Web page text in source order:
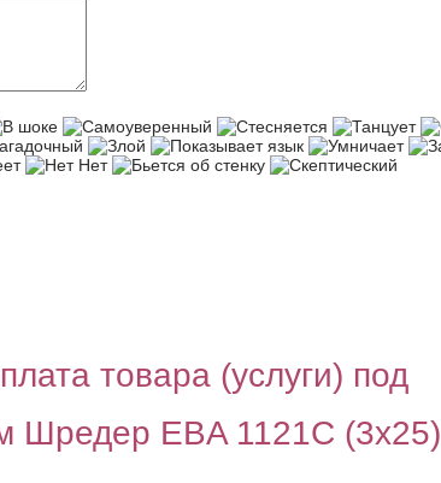
товара (услуги) под
Шредер EBA 1121C (3x25)